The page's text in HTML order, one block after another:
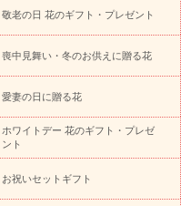
のお供えフラワー
お盆（新
お見舞い
お取り寄せギフト
ミディ胡蝶蘭
プリザーブ
レンジメント 花束
スタ
胡蝶蘭 胡蝶蘭・花鉢
供え
世界初の青色胡蝶蘭
プリザーブドフラワー
トギフト
セミオーダー
花とみどりのeギフト
イエローオレンジ
レッ
敬老の日 花のギフト・プレゼント
喪中見舞い・冬のお供えに贈る花
愛妻の日に贈る花
ホワイトデー 花のギフト・プレゼ
ント
お祝いセットギフト